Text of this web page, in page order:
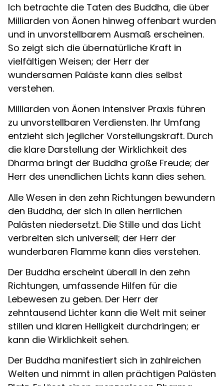
Ich betrachte die Taten des Buddha, die über
Milliarden von Äonen hinweg offenbart wurden
und in unvorstellbarem Ausmaß erscheinen.
So zeigt sich die übernatürliche Kraft in
vielfältigen Weisen; der Herr der
wundersamen Paläste kann dies selbst
verstehen.
Milliarden von Äonen intensiver Praxis führen
zu unvorstellbaren Verdiensten. Ihr Umfang
entzieht sich jeglicher Vorstellungskraft. Durch
die klare Darstellung der Wirklichkeit des
Dharma bringt der Buddha große Freude; der
Herr des unendlichen Lichts kann dies sehen.
Alle Wesen in den zehn Richtungen bewundern
den Buddha, der sich in allen herrlichen
Palästen niedersetzt. Die Stille und das Licht
verbreiten sich universell; der Herr der
wunderbaren Flamme kann dies verstehen.
Der Buddha erscheint überall in den zehn
Richtungen, umfassende Hilfen für die
Lebewesen zu geben. Der Herr der
zehntausend Lichter kann die Welt mit seiner
stillen und klaren Helligkeit durchdringen; er
kann die Wirklichkeit sehen.
Der Buddha manifestiert sich in zahlreichen
Welten und nimmt in allen prächtigen Palästen